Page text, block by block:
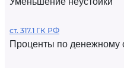
ст. 317.1 ГК РФ
Проценты по денежному